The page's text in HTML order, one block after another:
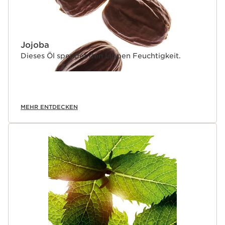
Jojoba
Dieses Öl spendet den Lippen Feuchtigkeit.
MEHR ENTDECKEN